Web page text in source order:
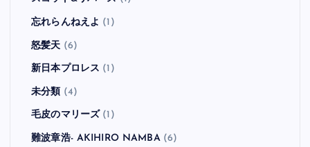
忘れらんねえよ (1)
怒髪天 (6)
新日本プロレス (1)
未分類 (4)
毛皮のマリーズ (1)
難波章浩- AKIHIRO NAMBA(6)